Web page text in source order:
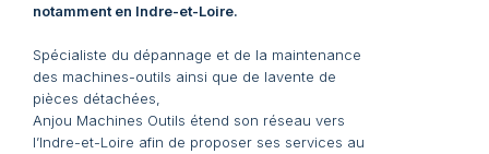
notamment en Indre-et-Loire.
Spécialiste du dépannage et de la maintenance
des machines-outils ainsi que de lavente de
pièces détachées,
Anjou Machines Outils étend son réseau vers
l’Indre-et-Loire afin de proposer ses services au